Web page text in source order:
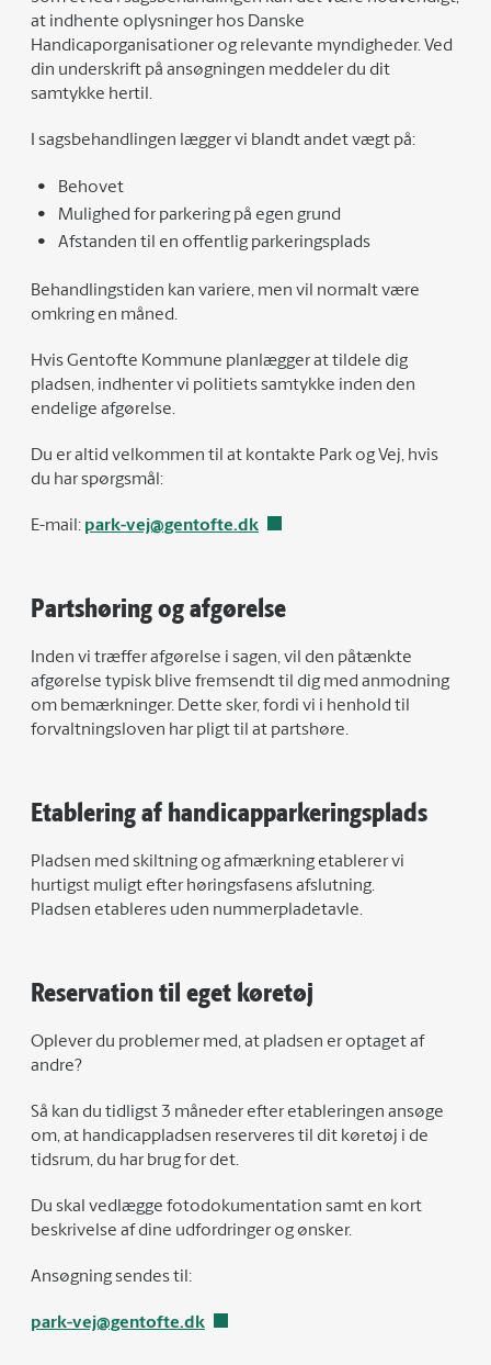
at indhente oplysninger hos Danske
Handicaporganisationer og relevante myndigheder. Ved
din underskrift på ansøgningen meddeler du dit
samtykke hertil.
I sagsbehandlingen lægger vi blandt andet vægt på:
Behovet
Mulighed for parkering på egen grund
Afstanden til en offentlig parkeringsplads
Behandlingstiden kan variere, men vil normalt være
omkring en måned.
Hvis Gentofte Kommune planlægger at tildele dig
pladsen, indhenter vi politiets samtykke inden den
endelige afgørelse.
Du er altid velkommen til at kontakte Park og Vej, hvis
du har spørgsmål:
E-mail: park-vej@gentofte.dk
Partshøring og afgørelse
Inden vi træffer afgørelse i sagen, vil den påtænkte
afgørelse typisk blive fremsendt til dig med anmodning
om bemærkninger. Dette sker, fordi vi i henhold til
forvaltningsloven har pligt til at partshøre.
Etablering af handicapparkeringsplads
Pladsen med skiltning og afmærkning etablerer vi
hurtigst muligt efter høringsfasens afslutning.
Pladsen etableres uden nummerpladetavle.
Reservation til eget køretøj
Oplever du problemer med, at pladsen er optaget af
andre?
Så kan du tidligst 3 måneder efter etableringen ansøge
om, at handicappladsen reserveres til dit køretøj i de
tidsrum, du har brug for det.
Du skal vedlægge fotodokumentation samt en kort
beskrivelse af dine udfordringer og ønsker.
Ansøgning sendes til:
park-vej@gentofte.dk